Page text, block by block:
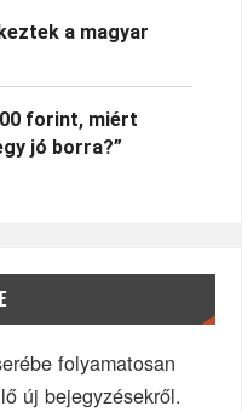
a magyar
forint, miért
jó borra?”
folyamatosan
új bejegyzésekről.